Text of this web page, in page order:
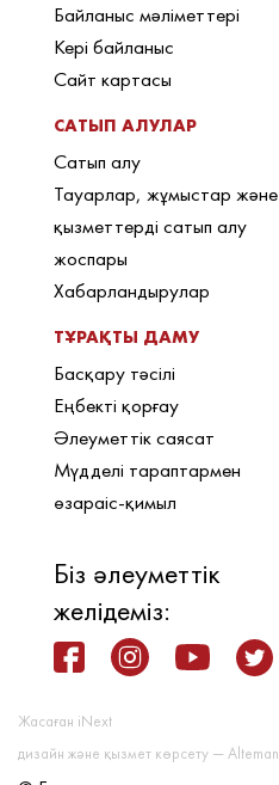
Байланыс мәліметтері
Кері байланыс
Сайт картасы
САТЫП АЛУЛАР
Сатып алу
Тауарлар, жұмыстар және
қызметтерді сатып алу
жоспары
Хабарландырулар
ТҰРАҚТЫ ДАМУ
Басқару тәсілі
Еңбекті қорғау
Әлеуметтік саясат
Мүдделі тараптармен
өзараіс-қимыл
Біз әлеуметтік
желідеміз:
Жасаған iNext
дизайн және қызмет көрсету — Alteman